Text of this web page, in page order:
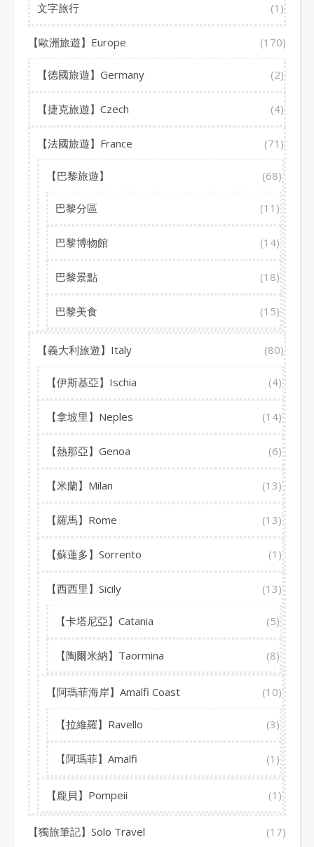
文字旅行 (1)
【歐洲旅遊】Europe (170)
【德國旅遊】Germany (2)
【捷克旅遊】Czech (4)
【法國旅遊】France (71)
【巴黎旅遊】 (68)
巴黎分區 (11)
巴黎博物館 (14)
巴黎景點 (18)
巴黎美食 (15)
【義大利旅遊】Italy (80)
【伊斯基亞】Ischia (4)
【拿坡里】Neples (14)
【熱那亞】Genoa (6)
【米蘭】Milan (13)
【羅馬】Rome (13)
【蘇蓮多】Sorrento (1)
【西西里】Sicily (13)
【卡塔尼亞】Catania (5)
【陶爾米納】Taormina (8)
【阿瑪菲海岸】Amalfi Coast (10)
【拉維羅】Ravello (3)
【阿瑪菲】Amalfi (1)
【龐貝】Pompeii (1)
【獨旅筆記】Solo Travel (17)